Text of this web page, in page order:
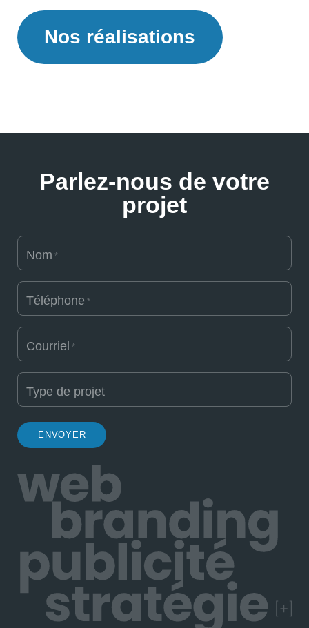
Nos réalisations
Parlez-nous de votre
projet
Nom *
Téléphone *
Courriel *
Type de projet